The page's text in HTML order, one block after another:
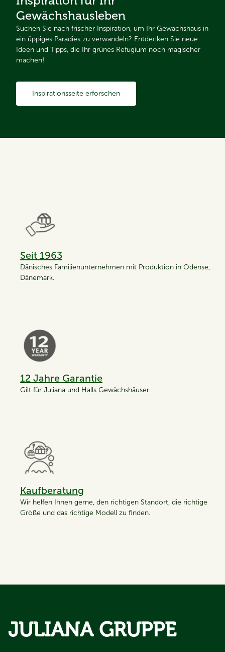
Gewächshausleben
Suchen Sie nach frischer Inspiration, um Ihr Gewächshaus in
ein üppiges Paradies zu verwandeln? Entdecken Sie neue
Ideen und Tipps, die Ihr grünes Refugium noch magischer
machen!
Inspirationsseite erforschen
Seit 1963
Dänisches Familienunternehmen mit Produktion in Odense,
Dänemark.
12 Jahre Garantie
Gilt für Juliana und Halls Gewächshäuser.
Kaufberatung
Wir helfen Ihnen gerne, den richtigen Standort, die richtige
Größe und das richtige Modell zu finden.
JULIANA GRUPPE